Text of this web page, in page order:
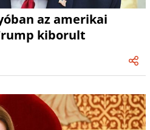
az amerikai
kiborult